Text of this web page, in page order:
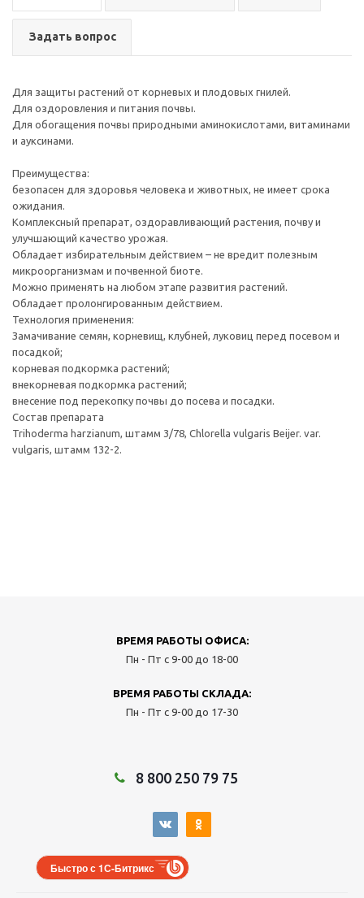
Задать вопрос
Для защиты растений от корневых и плодовых гнилей.
Для оздоровления и питания почвы.
Для обогащения почвы природными аминокислотами, витаминами
и ауксинами.
Преимущества:
безопасен для здоровья человека и животных, не имеет срока
ожидания.
Комплексный препарат, оздоравливающий растения, почву и
улучшающий качество урожая.
Обладает избирательным действием – не вредит полезным
микроорганизмам и почвенной биоте.
Можно применять на любом этапе развития растений.
Обладает пролонгированным действием.
Технология применения:
Замачивание семян, корневищ, клубней, луковиц перед посевом и
посадкой;
корневая подкормка растений;
внекорневая подкормка растений;
внесение под перекопку почвы до посева и посадки.
Состав препарата
Trihoderma harzianum, штамм 3/78, Chlorella vulgaris Beijer. var.
vulgaris, штамм 132-2.
ВРЕМЯ РАБОТЫ ОФИСА:
Пн - Пт с 9-00 до 18-00
ВРЕМЯ РАБОТЫ СКЛАДА:
Пн - Пт с 9-00 до 17-30
8 800 250 79 75
Быстро с 1С-Битрикс